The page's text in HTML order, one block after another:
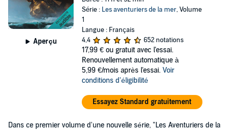
Aperçu
Série : Les aventuriers de la mer, Volume
1
Langue : Français
4,4
652 notations
17,99 € ou gratuit avec l'essai.
Renouvellement automatique à
5,99 €/mois après l'essai. Voir
conditions d'éligibilité
Essayez Standard gratuitement
Dans ce premier volume d'une nouvelle série, "Les Aventuriers de la